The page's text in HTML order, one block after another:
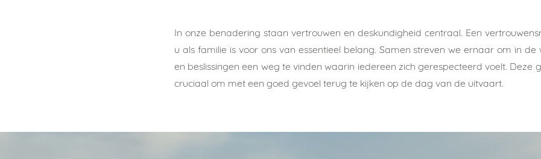
In onze benadering staan vertrouwen en deskundigheid centraal. Een
u als familie is voor ons van essentieel belang. Samen streven we ernaar om in
en beslissingen een weg te vinden waarin iedereen zich gerespecteerd voelt. Deze
cruciaal om met een goed gevoel terug te kijken op de dag van de uitvaart.